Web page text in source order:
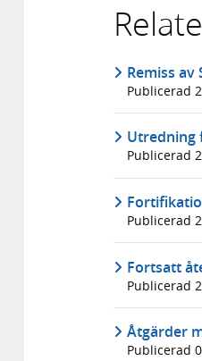
Remiss
Publicerad
Utredning
Publicerad
Publicerad
Fortsatt
Publicerad
Åtgärder
Publicerad